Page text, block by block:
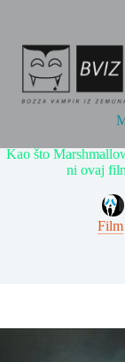
Kao što
ni ovaj
Film